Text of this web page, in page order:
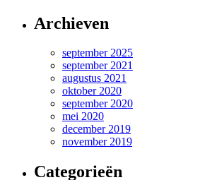
Archieven
september 2025
september 2021
augustus 2021
oktober 2020
september 2020
mei 2020
december 2019
november 2019
Categorieën